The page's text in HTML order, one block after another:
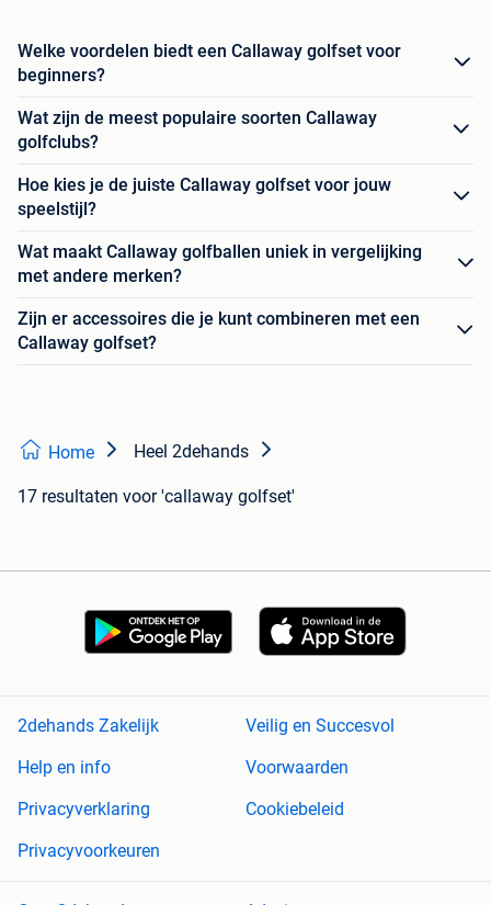
Welke voordelen biedt een Callaway golfset voor
beginners?
Wat zijn de meest populaire soorten Callaway
golfclubs?
Hoe kies je de juiste Callaway golfset voor jouw
speelstijl?
Wat maakt Callaway golfballen uniek in vergelijking
met andere merken?
Zijn er accessoires die je kunt combineren met een
Callaway golfset?
Home Heel 2dehands
17 resultaten voor 'callaway golfset'
2dehands Zakelijk
Veilig en Succesvol
Help en info
Voorwaarden
Privacyverklaring
Cookiebeleid
Privacyvoorkeuren